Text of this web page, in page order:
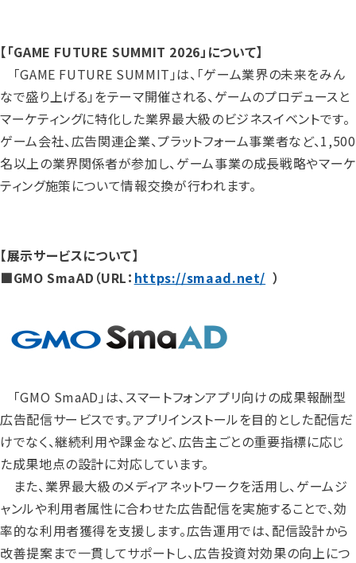
【「GAME FUTURE SUMMIT 2026」について】
「GAME FUTURE SUMMIT」は、「ゲーム業界の未来をみん
なで盛り上げる」をテーマ開催される、ゲームのプロデュースと
マーケティングに特化した業界最大級のビジネスイベントです。
ゲーム会社、広告関連企業、プラットフォーム事業者など、1,500
名以上の業界関係者が参加し、ゲーム事業の成長戦略やマーケ
ティング施策について情報交換が行われます。
【展示サービスについて】
■GMO SmaAD（URL： https://smaad.net/ ）
「GMO SmaAD」は、スマートフォンアプリ向けの成果報酬型
広告配信サービスです。アプリインストールを目的とした配信だ
けでなく、継続利用や課金など、広告主ごとの重要指標に応じ
た成果地点の設計に対応しています。
また、業界最大級のメディアネットワークを活用し、ゲームジ
ャンルや利用者属性に合わせた広告配信を実施することで、効
率的な利用者獲得を支援します。広告運用では、配信設計から
改善提案まで一貫してサポートし、広告投資対効果の向上につ